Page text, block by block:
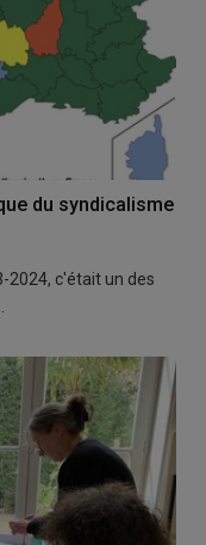
du syndicalisme
2024, c'était un des